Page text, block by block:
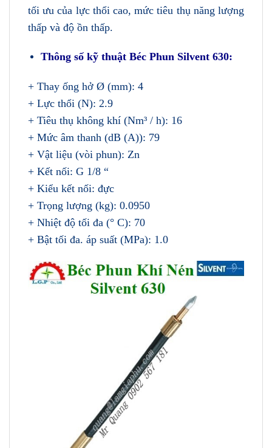
tối ưu của lực thổi cao, mức tiêu thụ năng lượng
thấp và độ ồn thấp.
Thông số kỹ thuật Béc Phun Silvent 630:
+ Thay ống hở Ø (mm): 4
+ Lực thổi (N): 2.9
+ Tiêu thụ không khí (Nm³ / h): 16
+ Mức âm thanh (dB (A)): 79
+ Vật liệu (vòi phun): Zn
+ Kết nối: G 1/8 “
+ Kiểu kết nối: đực
+ Trọng lượng (kg): 0.0950
+ Nhiệt độ tối đa (° C): 70
+ Bật tối đa. áp suất (MPa): 1.0